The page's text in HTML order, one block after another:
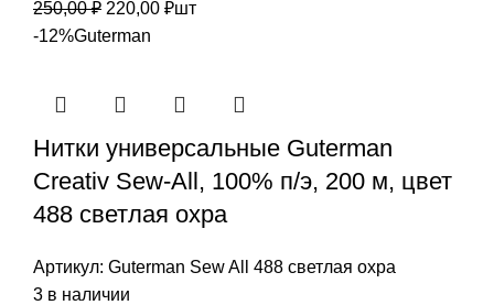
250,00₽ Первоначальная
цена
220,00 ₽Текущая
шт
-12%Guterman
Нитки универсальные Guterman
Creativ Sew-All, 100% п/э, 200 м, цвет
488 светлая охра
Артикул: Guterman Sew All 488 светлая охра
3 в наличии